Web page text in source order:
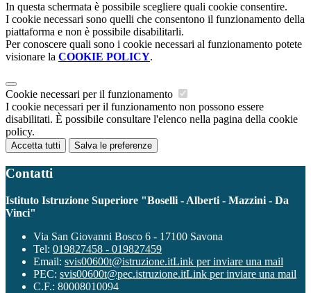
In questa schermata è possibile scegliere quali cookie consentire.
I cookie necessari sono quelli che consentono il funzionamento della
piattaforma e non è possibile disabilitarli.
Per conoscere quali sono i cookie necessari al funzionamento potete
visionare la COOKIE POLICY.
Cookie necessari per il funzionamento
I cookie necessari per il funzionamento non possono essere
disabilitati. È possibile consultare l'elenco nella pagina della cookie
policy.
Accetta tutti Salva le preferenze
Contatti
Istituto Istruzione Superiore "Boselli - Alberti - Mazzini - Da
Vinci"
Via San Giovanni Bosco 6 - 17100 Savona
Tel: 019827458 - 019827459
Email: svis00600t@istruzione.itLink per inviare una mail
PEC: svis00600t@pec.istruzione.itLink per inviare una mail
C.F.: 80008010094